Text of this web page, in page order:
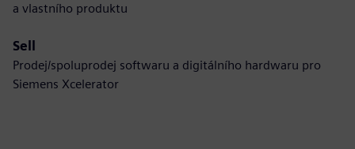
a vlastního produktu
Sell
Prodej/spoluprodej softwaru a digitálního hardwaru pro
Siemens Xcelerator